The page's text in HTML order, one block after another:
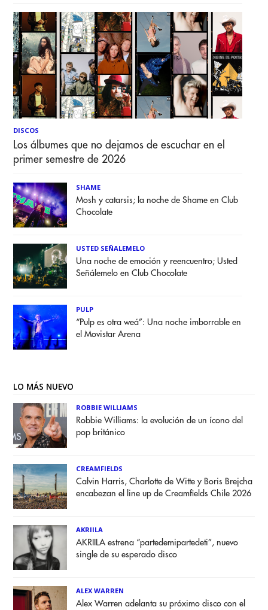
DISCOS
Los álbumes que no dejamos de escuchar en el
primer semestre de 2026
SHAME
Mosh y catarsis; la noche de Shame en Club
Chocolate
USTED SEÑALEMELO
Una noche de emoción y reencuentro; Usted
Señálemelo en Club Chocolate
PULP
“Pulp es otra weá”: Una noche imborrable en
el Movistar Arena
LO MÁS NUEVO
ROBBIE WILLIAMS
Robbie Williams: la evolución de un ícono del
pop británico
CREAMFIELDS
Calvin Harris, Charlotte de Witte y Boris Brejcha
encabezan el line up de Creamfields Chile 2026
AKRIILA
AKRIILA estrena “partedemipartedeti”, nuevo
single de su esperado disco
ALEX WARREN
Alex Warren adelanta su próximo disco con el